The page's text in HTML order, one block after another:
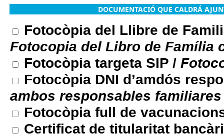
DOCUMENTACIÓ QUE CALDRÁ
Fotocòpia del Llibre de
Fotocopia del Libro de Família
Fotocòpia targeta SIP /
Fotocòpia DNI d’amdós
ambos responsables familiares
Fotocòpia full de
Certificat de titularitat